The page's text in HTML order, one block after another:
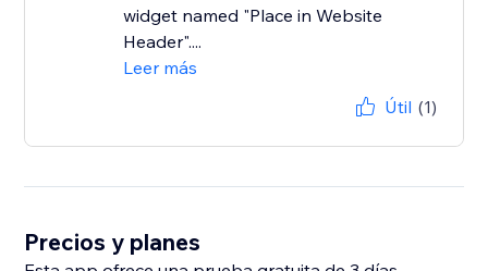
widget named "Place in Website
Header"....
Leer más
Útil (1)
Precios y planes